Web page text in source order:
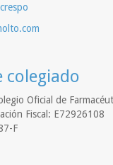
colegiado
Oficial de
Fiscal: E72926108
F